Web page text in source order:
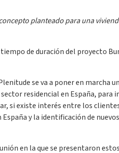
planteado para una
de duración del proyecto
se va a poner en marcha
residencial en España,
si existe interés entre los
y la identificación de
en la que se presentaron